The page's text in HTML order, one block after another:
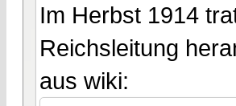
Im Herbst 1914
Reichsleitung
aus wiki: